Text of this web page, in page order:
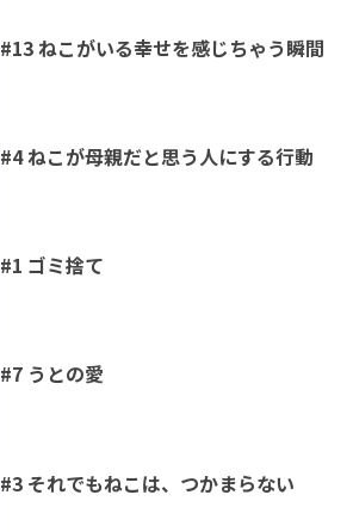
#13 ねこがいる幸せを感じちゃう瞬間
#4 ねこが母親だと思う人にする行動
#1 ゴミ捨て
#7 うとの愛
#3 それでもねこは、つかまらない